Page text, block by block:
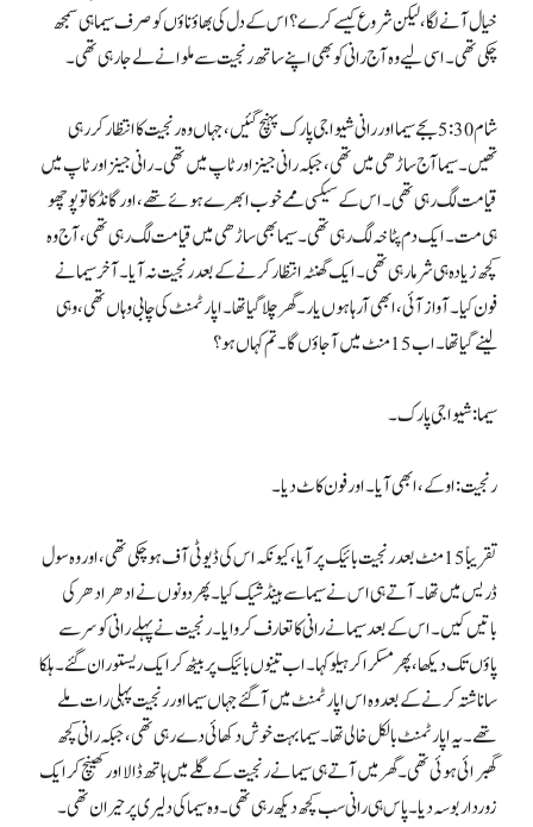
خیال آنے لگا، لیکن شروع کیسے کرے؟ اس کے دل کی بھاؤناؤں کو صرف سیما ہی سمجھ
چکی تھی۔ اسی لیے وہ آج رانی کو بھی اپنے ساتھ رنجیت سے ملوانے لے جا رہی تھی۔
شام 5:30 بجے سیما اور رانی شیواجی پارک پہنچ گئیں، جہاں وہ رنجیت کا انتظار کر رہی
تھیں۔ سیما آج ساڑھی میں تھی، جبکہ رانی جینز اور ٹاپ میں تھی۔ رانی جینز اور ٹاپ میں
قیامت لگ رہی تھی۔ اس کے سیکسی ممے خوب ابھرے ہوئے تھے ، اور گانڈ کا تو پوچھو
ہی مت۔ ایک دم پٹاخہ لگ رہی تھی۔ سیما بھی ساڑھی میں قیامت لگ رہی تھی، آج وہ
کچھ زیادہ ہی شرما رہی تھی۔ ایک گھنٹہ انتظار کرنے کے بعد رنجیت نہ آیا۔ آخر سیما نے
فون کیا۔ آواز آئی، ابھی آرہا ہوں یار۔ گھر چلا گیا تھا۔ اپارٹمنٹ کی چابی وہاں تھی، وہی
لینے گیا تھا۔ اب 15 منٹ میں آجاؤں گا۔ تم کہاں ہو؟
سیما: شیواجی پارک۔
رنجیت: اوکے، ابھی آیا۔ اور فون کاٹ دیا۔
تقریباً 15 منٹ بعد رنجیت بائیک پر آیا، کیونکہ اس کی ڈیوٹی آف ہوچکی تھی، اور وہ سول
ڈریس میں تھا۔ آتے ہی اس نے سیما سے ہینڈ شیک کیا۔ پھر دونوں نے ادھر ادھر کی
باتیں کیں۔ اس کے بعد سیما نے رانی کا تعارف کروایا۔ رنجیت نے پہلے رانی کو سر سے
پاؤں تک دیکھا، پھر مسکرا کر ہیلو کہا۔ اب تینوں بائیک پر بیٹھ کر ایک ریستوران گئے۔ ہلکا
سا ناشتہ کرنے کے بعد وہ اس اپارٹمنٹ میں آگئے جہاں سیما اور رنجیت پہلی رات ملے
تھے۔ یہ اپارٹمنٹ بالکل خالی تھا۔ سیما بہت خوش دکھائی دے رہی تھی، جبکہ رانی کچھ
گھبرائی ہوئی تھی۔ گھر میں آتے ہی سیما نے رنجیت کے گلے میں ہاتھ ڈالا اور کھینچ کر ایک
زوردار بوسہ دیا۔ پاس ہی رانی سب کچھ دیکھ رہی تھی۔ وہ سیما کی دلیری پر حیران تھی۔